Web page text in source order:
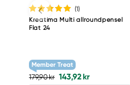
(1)
Kreatima Multi allroundpensel
Flat 24
Member Treat
179,90 kr 143,92 kr